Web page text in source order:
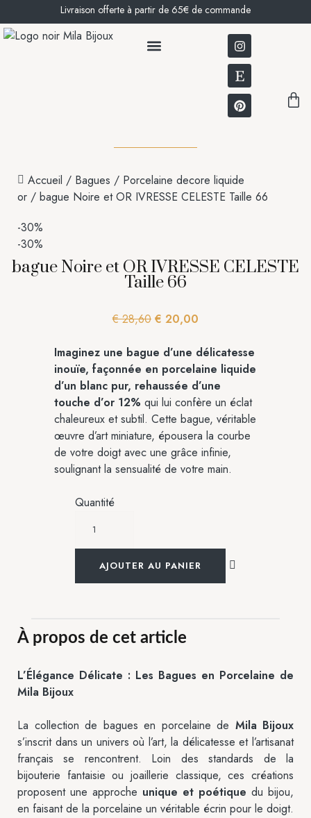
Livraison offerte à partir de 65€ de commande
Accueil / Bagues / Porcelaine decore liquide
or / bague Noire et OR IVRESSE CELESTE Taille 66
-30%
-30%
bague Noire et OR IVRESSE CELESTE
Taille 66
€28,60 € 20,00
Imaginez une bague d’une délicatesse
inouïe, façonnée en porcelaine liquide
d’un blanc pur, rehaussée d’une
touche d’or 12% qui lui confère un éclat
chaleureux et subtil. Cette bague, véritable
œuvre d’art miniature, épousera la courbe
de votre doigt avec une grâce infinie,
soulignant la sensualité de votre main.
Quantité
AJOUTER AU PANIER
À propos de cet article
L’Élégance Délicate : Les Bagues en Porcelaine de
Mila Bijoux
La collection de bagues en porcelaine de Mila Bijoux
s’inscrit dans un univers où l’art, la délicatesse et l’artisanat
français se rencontrent. Loin des standards de la
bijouterie fantaisie ou joaillerie classique, ces créations
proposent une approche unique et poétique du bijou,
en faisant de la porcelaine un véritable écrin pour le doigt.